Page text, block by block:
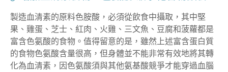
製造血清素的原料色胺酸，必須從飲食中攝取，其中堅
果、雞蛋、芝士、紅肉、火雞、三文魚、豆腐和菠蘿都是
富含色氨酸的食物。值得留意的是，雖然上述富含蛋白質
的食物色氨酸含量很高，但身體並不能非常有效地將其轉
化為血清素，因色氨酸須與其他氨基酸競爭才能穿過血腦